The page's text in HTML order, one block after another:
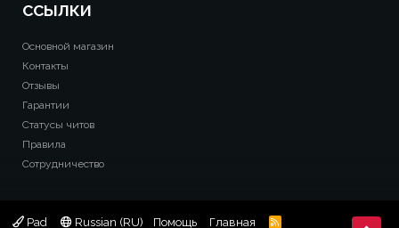
ССЫЛКИ
Основной магазин
Контакты
Отзывы
Гарантии
Статусы читов
Правила
Сотрудничество
Pad Russian (RU) Помощь Главная R